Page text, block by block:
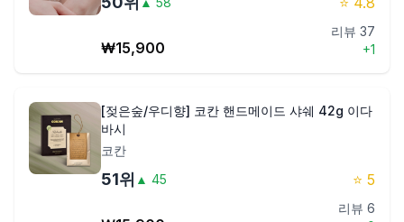
₩15,900
리뷰 37
+1
[젖은숲/우디향] 코칸 핸드메이드 샤쉐 42g 이다
바시
코칸
51위 ▲ 45 ⭐ 5
리뷰 6